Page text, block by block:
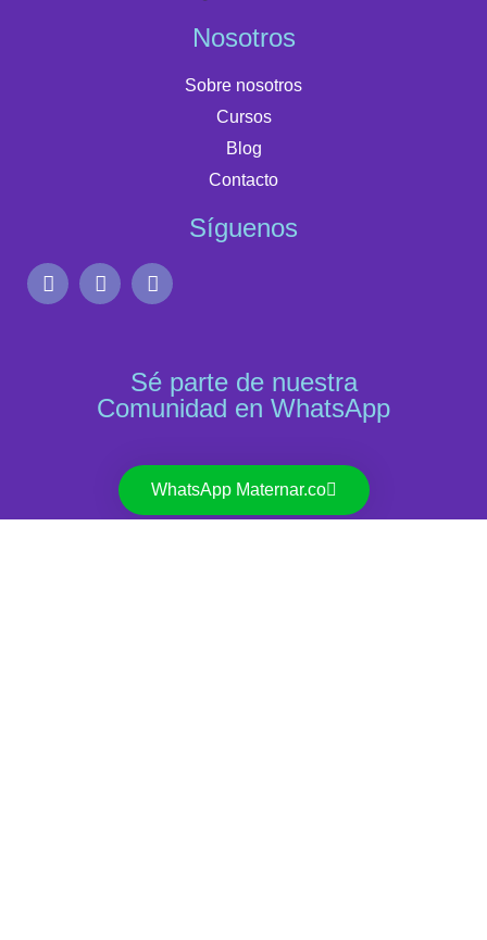
Nosotros
Sobre nosotros
Cursos
Blog
Contacto
Síguenos
Sé parte de nuestra
Comunidad en WhatsApp
WhatsApp Maternar.co